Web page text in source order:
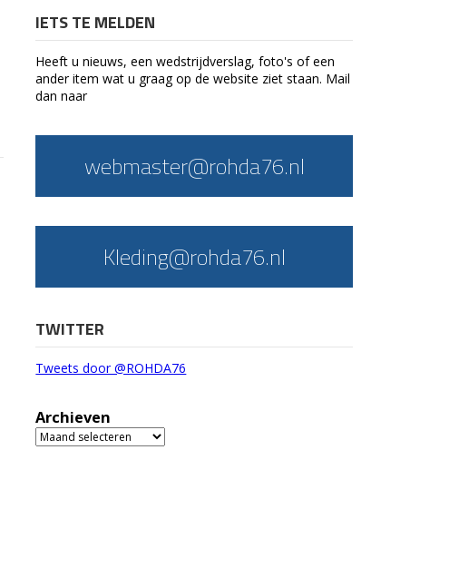
IETS TE MELDEN
Heeft u nieuws, een wedstrijdverslag, foto's of een
ander item wat u graag op de website ziet staan. Mail
dan naar
webmaster@rohda76.nl
Kleding@rohda76.nl
TWITTER
Tweets door @ROHDA76
Archieven
Archieven